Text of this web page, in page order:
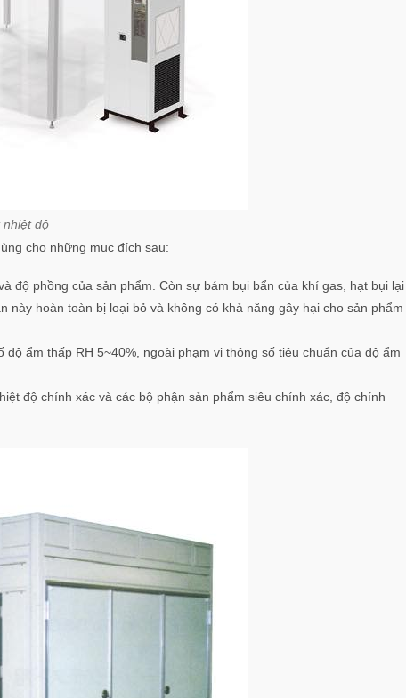
nhiệt độ
cho những mục đích sau:
độ phồng của sản phẩm. Còn sự bám bụi bẩn của khí gas, hạt bụi lại
hoàn toàn bị loại bỏ và không có khả năng gây hại cho sản phẩm
ẩm thấp RH 5~40%, ngoài phạm vi thông số tiêu chuẩn của độ ẩm
độ chính xác và các bộ phận sản phẩm siêu chính xác, độ chính